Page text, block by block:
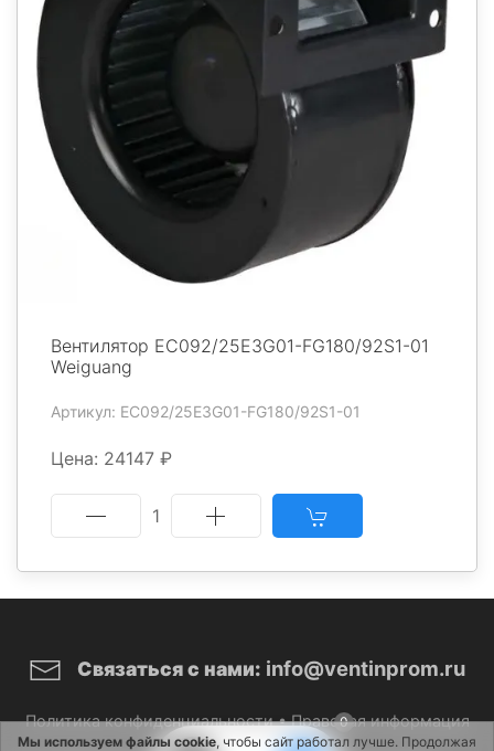
0
Вентилятор EC092/25E3G01-FG180/92S1-01
Weiguang
Артикул: EC092/25E3G01-FG180/92S1-01
Цена: 24147 ₽
1
Связаться с нами: info@ventinprom.ru
Политика конфиденциальности•Правовая информация
Мы используем файлы cookie, чтобы сайт работал лучше. Продолжая